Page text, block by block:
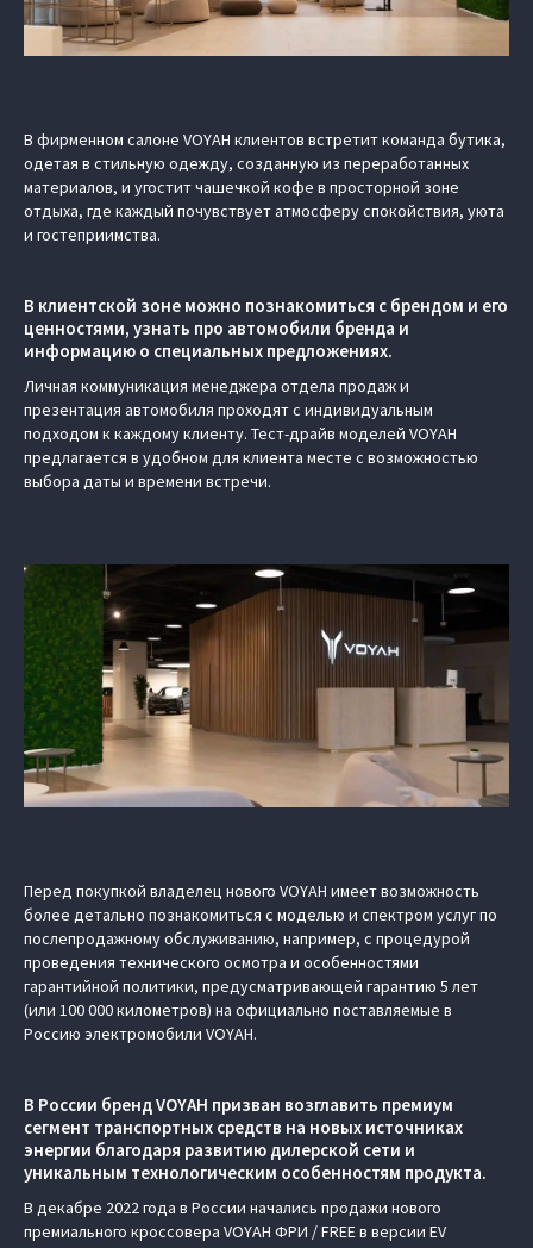
В фирменном салоне VOYAH клиентов встретит команда бутика,
одетая в стильную одежду, созданную из переработанных
материалов, и угостит чашечкой кофе в просторной зоне
отдыха, где каждый почувствует атмосферу спокойствия, уюта
и гостеприимства.
В клиентской зоне можно познакомиться с брендом и его
ценностями, узнать про автомобили бренда и
информацию о специальных предложениях.
Личная коммуникация менеджера отдела продаж и
презентация автомобиля проходят с индивидуальным
подходом к каждому клиенту. Тест-драйв моделей VOYAH
предлагается в удобном для клиента месте с возможностью
выбора даты и времени встречи.
Перед покупкой владелец нового VOYAH имеет возможность
более детально познакомиться с моделью и спектром услуг по
послепродажному обслуживанию, например, с процедурой
проведения технического осмотра и особенностями
гарантийной политики, предусматривающей гарантию 5 лет
(или 100 000 километров) на официально поставляемые в
Россию электромобили VOYAH.
В России бренд VOYAH призван возглавить премиум
сегмент транспортных средств на новых источниках
энергии благодаря развитию дилерской сети и
уникальным технологическим особенностям продукта.
В декабре 2022 года в России начались продажи нового
премиального кроссовера VOYAH ФРИ / FREE в версии EV